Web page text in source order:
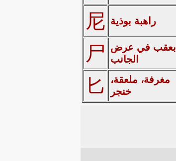
尼 راهبة بوذية
尸
بعقب في عرض
الجانب
匕
مغرفة، ملعقة،
خنجر